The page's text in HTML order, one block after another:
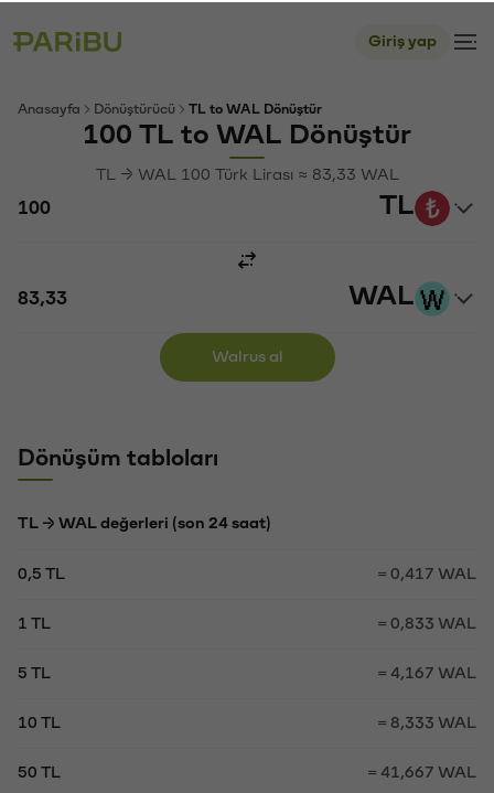
Giriş yap
Anasayfa Dönüştürücü TL to WAL Dönüştür
100 TL to WAL Dönüştür
TL → WAL 100 Türk Lirası ≈ 83,33 WAL
TL
WAL
Walrus al
Dönüşüm tabloları
TL → WAL değerleri (son 24 saat)
0,5 TL = 0,417 WAL
1 TL = 0,833 WAL
5 TL = 4,167 WAL
10 TL = 8,333 WAL
50 TL = 41,667 WAL